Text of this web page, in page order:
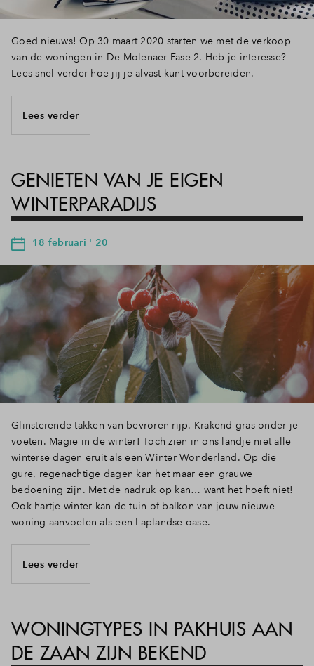
Goed nieuws! Op 30 maart 2020 starten we met de verkoop
van de woningen in De Molenaer Fase 2. Heb je interesse?
Lees snel verder hoe jij je alvast kunt voorbereiden.
Lees verder
GENIETEN VAN JE EIGEN
WINTERPARADIJS
18 februari ' 20
Glinsterende takken van bevroren rijp. Krakend gras onder je
voeten. Magie in de winter! Toch zien in ons landje niet alle
winterse dagen eruit als een Winter Wonderland. Op die
gure, regenachtige dagen kan het maar een grauwe
bedoening zijn. Met de nadruk op kan… want het hoeft niet!
Ook hartje winter kan de tuin of balkon van jouw nieuwe
woning aanvoelen als een Laplandse oase.
Lees verder
WONINGTYPES IN PAKHUIS AAN
DE ZAAN ZIJN BEKEND